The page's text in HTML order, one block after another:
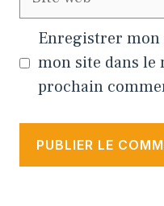
web
Enregistrer
mon site dans
prochain